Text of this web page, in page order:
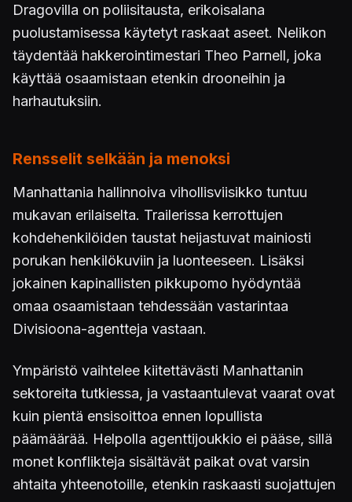
Dragovilla on poliisitausta, erikoisalana
puolustamisessa käytetyt raskaat aseet. Nelikon
täydentää hakkerointimestari Theo Parnell, joka
käyttää osaamistaan etenkin drooneihin ja
harhautuksiin.
Rensselit selkään ja menoksi
Manhattania hallinnoiva vihollisviisikko tuntuu
mukavan erilaiselta. Trailerissa kerrottujen
kohdehenkilöiden taustat heijastuvat mainiosti
porukan henkilökuviin ja luonteeseen. Lisäksi
jokainen kapinallisten pikkupomo hyödyntää
omaa osaamistaan tehdessään vastarintaa
Divisioona-agentteja vastaan.
Ympäristö vaihtelee kiitettävästi Manhattanin
sektoreita tutkiessa, ja vastaantulevat vaarat ovat
kuin pientä ensisoittoa ennen lopullista
päämäärää. Helpolla agenttijoukkio ei pääse, sillä
monet konflikteja sisältävät paikat ovat varsin
ahtaita yhteenotoille, etenkin raskaasti suojattujen